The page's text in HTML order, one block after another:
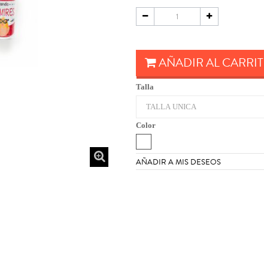
AÑADIR AL
Talla
Color
AÑADIR A MIS DESEOS